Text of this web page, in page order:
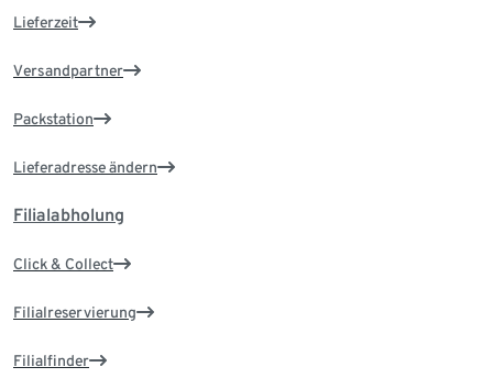
Lieferzeit
Versandpartner
Packstation
Lieferadresse ändern
Filialabholung
Click & Collect
Filialreservierung
Filialfinder